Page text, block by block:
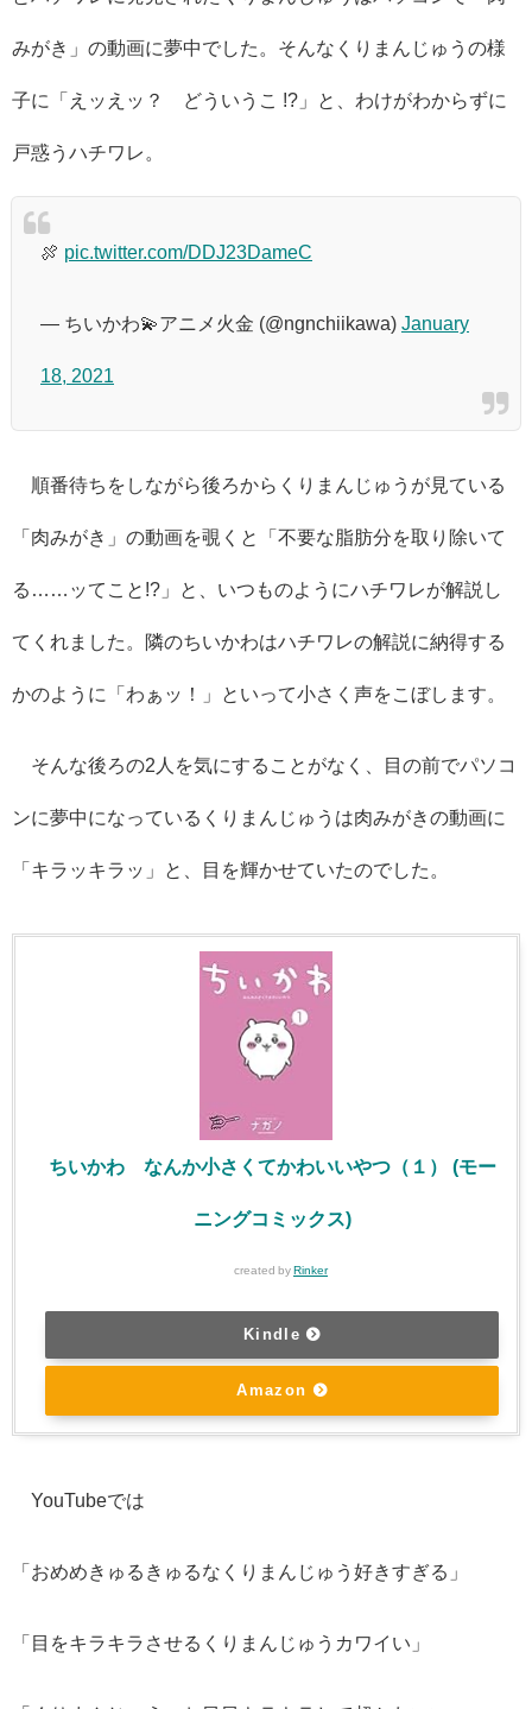
みがき」の動画に夢中でした。そんなくりまんじゅうの様
子に「えッえッ？ どういうこ !?」と、わけがわからずに
戸惑うハチワレ。
🍖 pic.twitter.com/DDJ23DameC
— ちいかわ💫アニメ火金 (@ngnchiikawa) January
18, 2021
順番待ちをしながら後ろからくりまんじゅうが見ている
「肉みがき」の動画を覗くと「不要な脂肪分を取り除いて
る……ッてこと!?」と、いつものようにハチワレが解説し
てくれました。隣のちいかわはハチワレの解説に納得する
かのように「わぁッ！」といって小さく声をこぼします。
そんな後ろの2人を気にすることがなく、目の前でパソコ
ンに夢中になっているくりまんじゅうは肉みがきの動画に
「キラッキラッ」と、目を輝かせていたのでした。
ちいかわ なんか小さくてかわいいやつ（１） (モー
ニングコミックス)
created by Rinker
Kindle
Amazon
YouTubeでは
「おめめきゅるきゅるなくりまんじゅう好きすぎる」
「目をキラキラさせるくりまんじゅうカワイい」